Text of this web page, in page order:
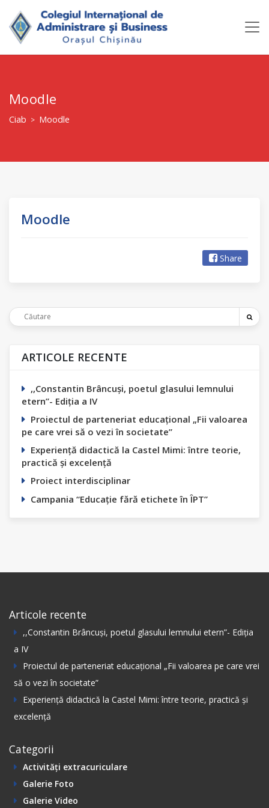
Moodle
Ciab > Moodle
Moodle
Share
ARTICOLE RECENTE
,,Constantin Вrâncuși, poetul glasului lemnului
etern”- Ediția а IV
Proiectul de parteneriat educațional „Fii valoarea
pe care vrei să o vezi în societate”
Experiență didactică la Castel Mimi: între teorie,
practică și excelență
Proiect interdisciplinar
Campania “Educație fără etichete în ÎPT”
Articole recente
,,Constantin Вrâncuși, poetul glasului lemnului etern”- Ediția
а IV
Proiectul de parteneriat educațional „Fii valoarea pe care vrei
să o vezi în societate”
Experiență didactică la Castel Mimi: între teorie, practică și
excelență
Categorii
Activități extracuriculare
Galerie Foto
Galerie Video